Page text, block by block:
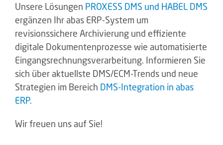
Unsere Lösungen PROXESS DMS und HABEL DMS
ergänzen Ihr abas ERP-System um
revisionssichere Archivierung und effiziente
digitale Dokumentenprozesse wie automatisierte
Eingangsrechnungsverarbeitung. Informieren Sie
sich über aktuellste DMS/ECM-Trends und neue
Strategien im Bereich DMS-Integration in abas
ERP.
Wir freuen uns auf Sie!